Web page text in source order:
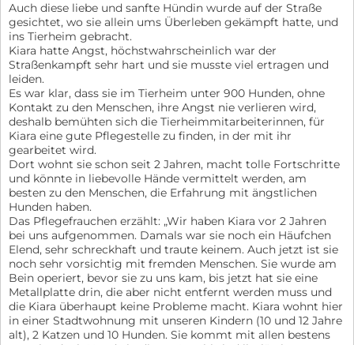
Auch diese liebe und sanfte Hündin wurde auf der Straße
gesichtet, wo sie allein ums Überleben gekämpft hatte, und
ins Tierheim gebracht.
Kiara hatte Angst, höchstwahrscheinlich war der
Straßenkampft sehr hart und sie musste viel ertragen und
leiden.
Es war klar, dass sie im Tierheim unter 900 Hunden, ohne
Kontakt zu den Menschen, ihre Angst nie verlieren wird,
deshalb bemühten sich die Tierheimmitarbeiterinnen, für
Kiara eine gute Pflegestelle zu finden, in der mit ihr
gearbeitet wird.
Dort wohnt sie schon seit 2 Jahren, macht tolle Fortschritte
und könnte in liebevolle Hände vermittelt werden, am
besten zu den Menschen, die Erfahrung mit ängstlichen
Hunden haben.
Das Pflegefrauchen erzählt: „Wir haben Kiara vor 2 Jahren
bei uns aufgenommen. Damals war sie noch ein Häufchen
Elend, sehr schreckhaft und traute keinem. Auch jetzt ist sie
noch sehr vorsichtig mit fremden Menschen. Sie wurde am
Bein operiert, bevor sie zu uns kam, bis jetzt hat sie eine
Metallplatte drin, die aber nicht entfernt werden muss und
die Kiara überhaupt keine Probleme macht. Kiara wohnt hier
in einer Stadtwohnung mit unseren Kindern (10 und 12 Jahre
alt), 2 Katzen und 10 Hunden. Sie kommt mit allen bestens